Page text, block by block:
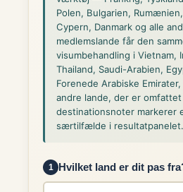
Polen, Bulgarien,
Cypern, Danmark og alle
medlemslande får den
visumbehandling i Vietnam,
Thailand, Saudi-Arabien,
Forenede Arabiske
andre lande, der er
destinationsnoter markerer
særtilfælde i resultatpanelet.
1 Hvilket land er dit pas